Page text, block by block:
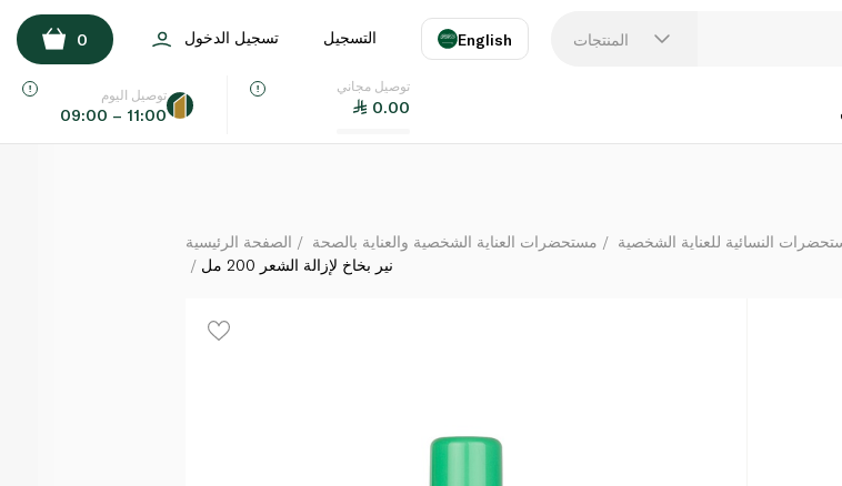
المنتجات English
اللغة
التسجيل تسجيل الدخول 0
توصيل مجاني
0.00
توصيل اليوم
09:00 – 11:00
الصفحة الرئيسية مستحضرات العناية الشخصية والعناية بالصحة النسائية للعناية الشخصية
نير بخاخ لإزالة الشعر 200 مل